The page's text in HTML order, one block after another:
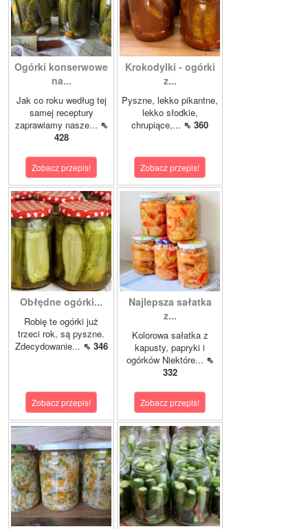
Ogórki konserwowe
na...
Jak co roku według tej
samej receptury
zaprawiamy nasze... ⇖
428
Zobacz przepis!
Krokodylki - ogórki
z...
Pyszne, lekko pikantne,
lekko słodkie,
chrupiące,... ⇖ 360
Zobacz przepis!
Obłędne ogórki...
Robię te ogórki już
trzeci rok, są pyszne.
Zdecydowanie... ⇖ 346
Zobacz przepis!
Najlepsza sałatka
z...
Kolorowa sałatka z
kapusty, papryki i
ogórków Niektóre... ⇖
332
Zobacz przepis!